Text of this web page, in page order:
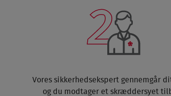
Vores sikkerhedsekspert gennemgår
og du modtager et skræddersyet